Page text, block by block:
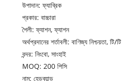
উপাদান: ফ্যাব্রিক
প্রকার: বাচ্চারা
শৈলী: ফ্যাশন, ফ্যাশন
অর্থপ্রদানের শর্তাবলী: বাণিজ্য নিশ্চয়তা, টি/টি
বন্দর: নিংবো, সাংহাই
MOQ: 200 পিসি
নাম: হেডব্যান্ড